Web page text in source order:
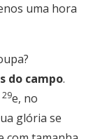
uma hora
do campo.
29e, no
glória se